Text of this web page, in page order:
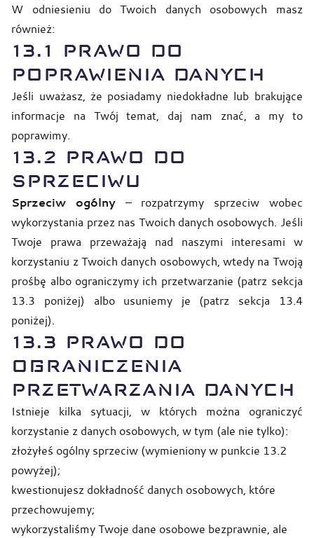
W odniesieniu do Twoich danych osobowych masz
również:
13.1 PRAWO DO
POPRAWIENIA DANYCH
Jeśli uważasz, że posiadamy niedokładne lub brakujące
informacje na Twój temat, daj nam znać, a my to
poprawimy.
13.2 PRAWO DO
SPRZECIWU
Sprzeciw ogólny– rozpatrzymy sprzeciw wobec
wykorzystania przez nas Twoich danych osobowych. Jeśli
Twoje prawa przeważają nad naszymi interesami w
korzystaniu z Twoich danych osobowych, wtedy na Twoją
prośbę albo ograniczymy ich przetwarzanie (patrz sekcja
13.3 poniżej) albo usuniemy je (patrz sekcja 13.4
poniżej).
13.3 PRAWO DO
OGRANICZENIA
PRZETWARZANIA DANYCH
Istnieje kilka sytuacji, w których można ograniczyć
korzystanie z danych osobowych, w tym (ale nie tylko):
złożyłeś ogólny sprzeciw (wymieniony w punkcie 13.2
powyżej);
kwestionujesz dokładność danych osobowych, które
przechowujemy;
wykorzystaliśmy Twoje dane osobowe bezprawnie, ale